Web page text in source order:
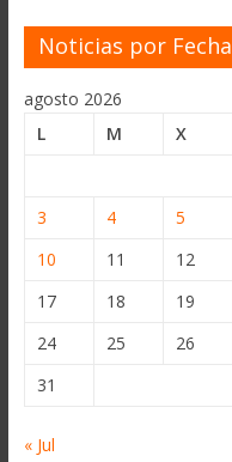
Noticias por Fecha
agosto 2026
L
M X
3
4 5
10
11 12
17
18 19
24
25 26
31
« Jul